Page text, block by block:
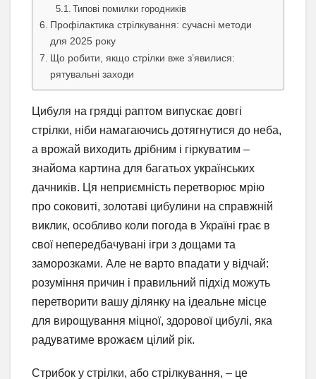
Типові помилки городників
Профілактика стрілкування: сучасні методи
для 2025 року
Що робити, якщо стрілки вже з’явилися:
рятувальні заходи
Цибуля на грядці раптом випускає довгі
стрілки, ніби намагаючись дотягнутися до неба,
а врожай виходить дрібним і гіркуватим –
знайома картина для багатьох українських
дачників. Ця неприємність перетворює мрію
про соковиті, золотаві цибулини на справжній
виклик, особливо коли погода в Україні грає в
свої непередбачувані ігри з дощами та
заморозками. Але не варто впадати у відчай:
розуміння причин і правильний підхід можуть
перетворити вашу ділянку на ідеальне місце
для вирощування міцної, здорової цибулі, яка
радуватиме врожаєм цілий рік.
Стрибок у стрілки, або стрілкування, – це